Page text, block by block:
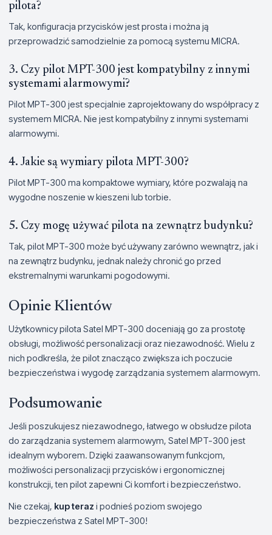
pilota?
Tak, konfiguracja przycisków jest prosta i można ją
przeprowadzić samodzielnie za pomocą systemu MICRA.
3. Czy pilot MPT-300 jest kompatybilny z innymi
systemami alarmowymi?
Pilot MPT-300 jest specjalnie zaprojektowany do współpracy z
systemem MICRA. Nie jest kompatybilny z innymi systemami
alarmowymi.
4. Jakie są wymiary pilota MPT-300?
Pilot MPT-300 ma kompaktowe wymiary, które pozwalają na
wygodne noszenie w kieszeni lub torbie.
5. Czy mogę używać pilota na zewnątrz budynku?
Tak, pilot MPT-300 może być używany zarówno wewnątrz, jak i
na zewnątrz budynku, jednak należy chronić go przed
ekstremalnymi warunkami pogodowymi.
Opinie Klientów
Użytkownicy pilota Satel MPT-300 doceniają go za prostotę
obsługi, możliwość personalizacji oraz niezawodność. Wielu z
nich podkreśla, że pilot znacząco zwiększa ich poczucie
bezpieczeństwa i wygodę zarządzania systemem alarmowym.
Podsumowanie
Jeśli poszukujesz niezawodnego, łatwego w obsłudze pilota
do zarządzania systemem alarmowym, Satel MPT-300 jest
idealnym wyborem. Dzięki zaawansowanym funkcjom,
możliwości personalizacji przycisków i ergonomicznej
konstrukcji, ten pilot zapewni Ci komfort i bezpieczeństwo.
Nie czekaj, kup teraz i podnieś poziom swojego
bezpieczeństwa z Satel MPT-300!